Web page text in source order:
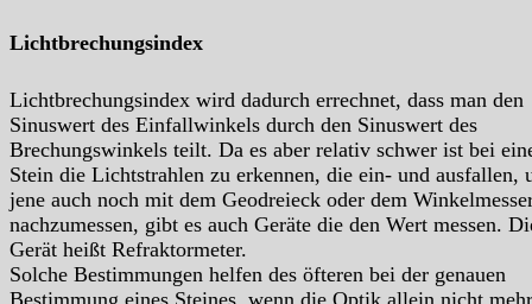
Lichtbrechungsindex
Lichtbrechungsindex wird dadurch errechnet, dass man den
Sinuswert des Einfallwinkels durch den Sinuswert des
Brechungswinkels teilt. Da es aber relativ schwer ist bei
Stein die Lichtstrahlen zu erkennen, die ein- und ausfallen,
jene auch noch mit dem Geodreieck oder dem
nachzumessen, gibt es auch Geräte die den Wert messen.
Gerät heißt Refraktormeter.
Solche Bestimmungen helfen des öfteren bei der genauen
Bestimmung eines Steines, wenn die Optik allein nicht